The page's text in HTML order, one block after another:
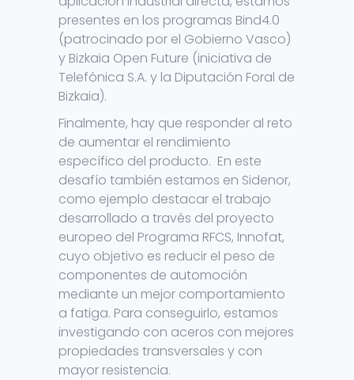
presentes en los programas Bind4.0
(patrocinado por el Gobierno Vasco)
y Bizkaia Open Future (iniciativa de
Telefónica S.A. y la Diputación Foral de
Bizkaia).
Finalmente, hay que responder al reto
de aumentar el rendimiento
específico del producto. En este
desafío también estamos en Sidenor,
como ejemplo destacar el trabajo
desarrollado a través del proyecto
europeo del Programa RFCS, Innofat,
cuyo objetivo es reducir el peso de
componentes de automoción
mediante un mejor comportamiento
a fatiga. Para conseguirlo, estamos
investigando con aceros con mejores
propiedades transversales y con
mayor resistencia.